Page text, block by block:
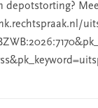
depotstorting?